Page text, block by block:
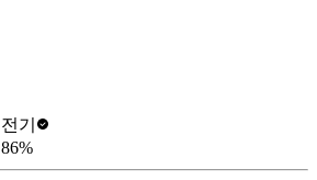
기
86%